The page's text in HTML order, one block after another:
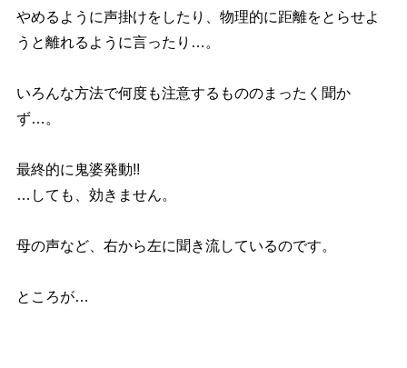
めるように声掛けをしたり、物理的に距離をとらせよ
うと離れるように言ったり…。
いろんな方法で何度も注意するもののまったく聞か
ず…。
最終的に鬼婆発動!!
…しても、効きません。
母の声など、右から左に聞き流しているのです。
ところが…